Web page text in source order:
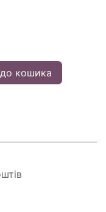
кошика